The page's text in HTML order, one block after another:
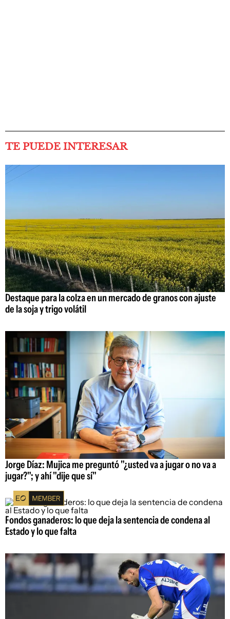
TE PUEDE INTERESAR
Destaque para la colza en un mercado de granos con ajuste
de la soja y trigo volátil
Jorge Díaz: Mujica me preguntó "¿usted va a jugar o no va a
jugar?"; y ahí "dije que sí"
Fondos ganaderos: lo que deja la sentencia de condena al
Estado y lo que falta